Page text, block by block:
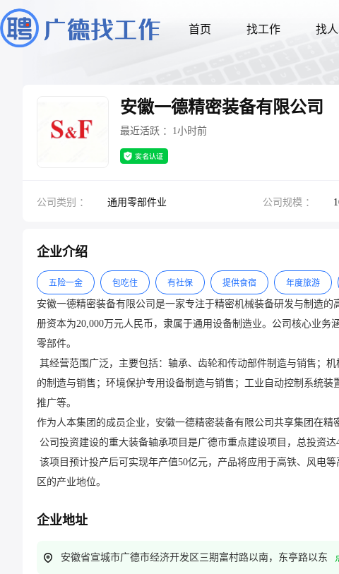
首页 找工作 找
安徽一德精密装备有限公司
最近活跃 ：1小时前
公司类别 ： 通用零部件业 公司规模 ：
企业介绍
五险一金 包吃住 有社保 提供食宿 年度旅游
安徽一德精密装备有限公司是一家专注于精密机械装备研发与制造的高新技术企业。‌‌ 公司成立于2023年12月14日，公司由人本
册资本为20,000万元人民币，隶属于通用设备制造业。‌‌公司核心业务涵盖轴承、齿轮及传动部件的制造与销售，并致力于提供高精度、高可靠性的关键机械
零部件。‌‌
的制造与销售；环境保护专用设备制造与销售；工业自动控制系统
推广等。‌‌
作为人本集团的成员企业，安徽一德精密装备有限公司共享集团在
企业地址
安徽省宣城市广德市经济开发区三期富村路以南，东亭路以东